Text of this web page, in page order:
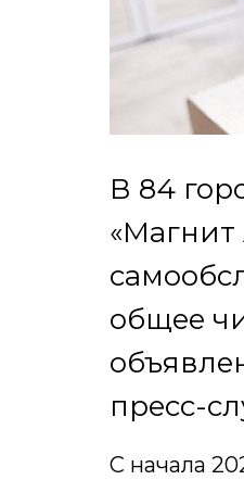
В 84
«Магнит
общее
пресс-
С начала